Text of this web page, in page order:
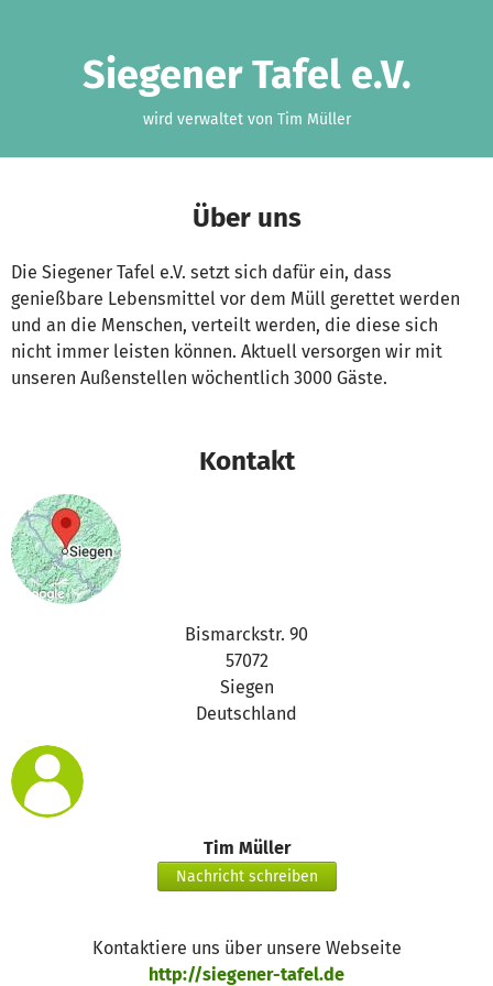
Siegener Tafel e.V.
wird verwaltet von Tim Müller
Über uns
Die Siegener Tafel e.V. setzt sich dafür ein, dass
genießbare Lebensmittel vor dem Müll gerettet werden
und an die Menschen, verteilt werden, die diese sich
nicht immer leisten können. Aktuell versorgen wir mit
unseren Außenstellen wöchentlich 3000 Gäste.
Kontakt
Bismarckstr. 90
57072
Siegen
Deutschland
Tim Müller
Nachricht schreiben
Kontaktiere uns über unsere Webseite
http://siegener-tafel.de